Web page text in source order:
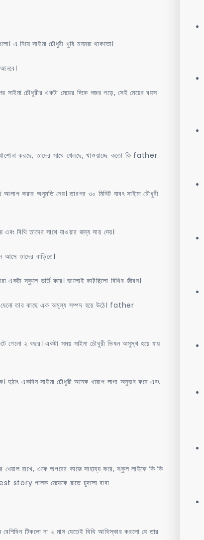
এ নিয়ে সাইমা চৌধুরী খুবি মনমরা থাকতো।
সাইমা চৌধুরীর একটা মেয়ের দিকে নজর পড়ে, সেই মেয়ের বয়স
করছে, তাদের সাথে খেলছে, খাওয়াচ্ছে কতো কি father
করার অনুমতি নেয়। তারপর ৩০ মিনিট যাবৎ সাইমা চৌধুরী
বিথি তাদের সাথে যাওয়ার জন্য সায় দেয়।
আসে তাদের বাড়িতে।
একটা স্কুলে ভর্তি করে। ভালোই কাটছিলো বিথির জীবন।
যেনো তার কাছে এক অমূল্য সম্পদ হয়ে উঠে। father
গেলো ২ বছর। একটা সময় সাইমা চৌধুরী ভিষন অসুস্থ হয়ে যায়
হঠাৎ একদিন সাইমা চৌধুরী অনেক খারাপ লাগা অনুভব করে এবং
খেয়াল রাখে, একে অপরের কাজে সাহায্য করে, স্কুল লাইফে কি কি
story পালক মেয়েকে রাতে চুদলো বাবা
টিকলো না ২ মাস যেতেই বিথি আবিস্কার করলো যে তার